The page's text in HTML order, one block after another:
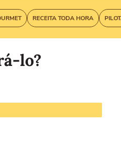
RECEITA TODA HORA
lo?